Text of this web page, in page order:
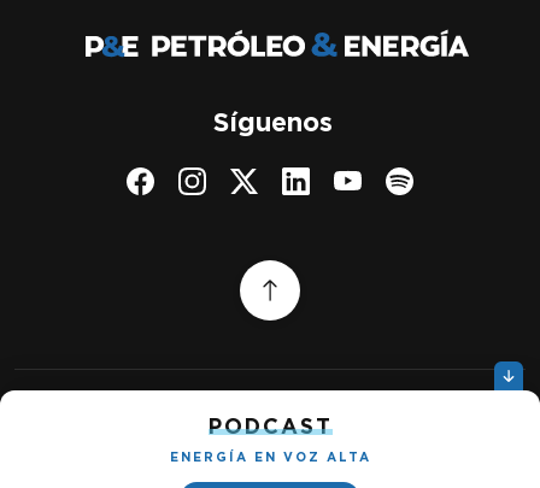
PODCAST
ENERGÍA EN VOZ ALTA
Síguenos
Política de privacidad